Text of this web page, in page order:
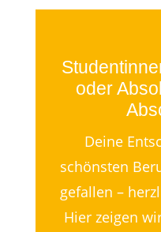
oder
Deine
schönsten
gefallen –
Hier zeigen